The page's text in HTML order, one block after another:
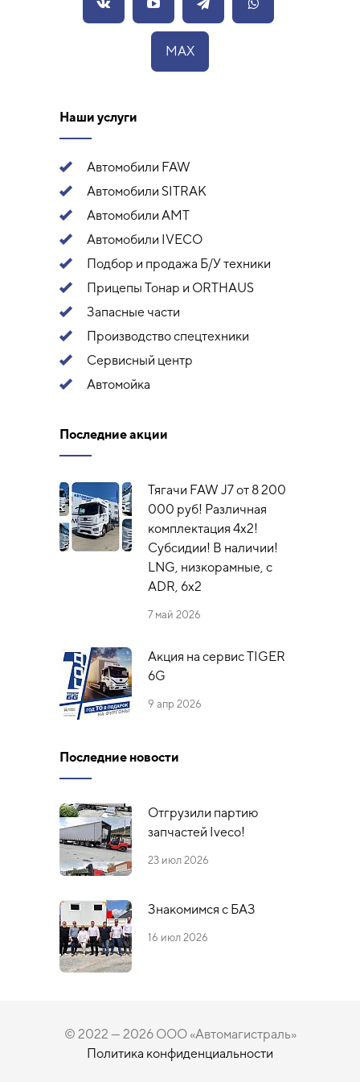
MAX
Наши услуги
Автомобили FAW
Автомобили SITRAK
Автомобили АМТ
Автомобили IVECO
Подбор и продажа Б/У техники
Прицепы Тонар и ORTHAUS
Запасные части
Производство спецтехники
Сервисный центр
Автомойка
Последние акции
Тягачи FAW J7 от 8 200
000 руб! Различная
комплектация 4х2!
Субсидии! В наличии!
LNG, низкорамные, с
ADR, 6x2
7 май 2026
Акция на сервис TIGER
6G
9 апр 2026
Последние новости
Отгрузили партию
запчастей Iveco!
23 июл 2026
Знакомимся с БАЗ
16 июл 2026
© 2022 — 2026 ООО «Автомагистраль»
Политика конфиденциальности